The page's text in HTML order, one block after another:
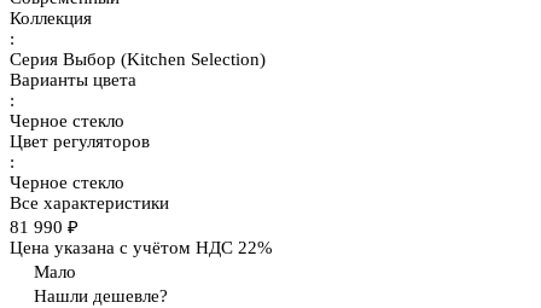
Коллекция
:
Серия Выбор (Kitchen Selection)
Варианты цвета
:
Черное стекло
Цвет регуляторов
:
Черное стекло
Все характеристики
81 990 ₽
Цена указана с учётом НДС 22%
Мало
Нашли дешевле?